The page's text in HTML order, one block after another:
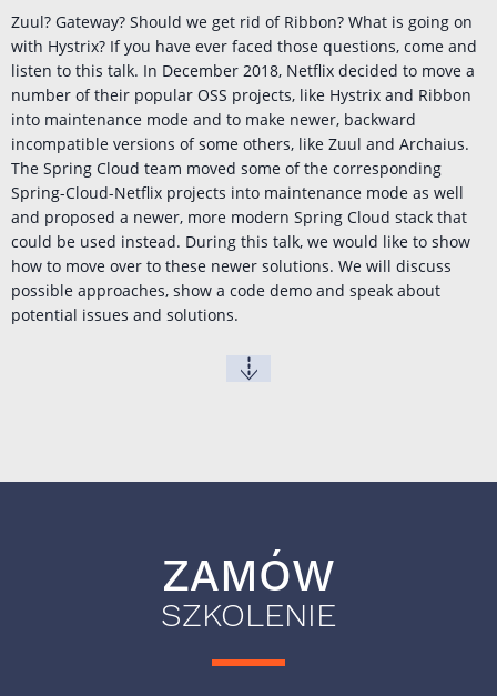
Zuul? Gateway? Should we get rid of Ribbon? What is going on
with Hystrix? If you have ever faced those questions, come and
listen to this talk. In December 2018, Netflix decided to move a
number of their popular OSS projects, like Hystrix and Ribbon
into maintenance mode and to make newer, backward
incompatible versions of some others, like Zuul and Archaius.
The Spring Cloud team moved some of the corresponding
Spring-Cloud-Netflix projects into maintenance mode as well
and proposed a newer, more modern Spring Cloud stack that
could be used instead. During this talk, we would like to show
how to move over to these newer solutions. We will discuss
possible approaches, show a code demo and speak about
potential issues and solutions.
ZAMÓW
SZKOLENIE